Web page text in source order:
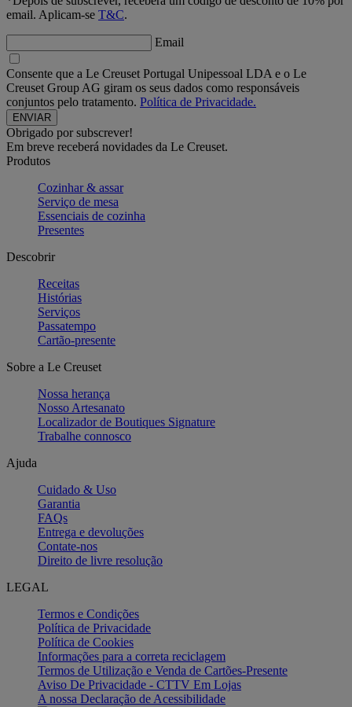
email. Aplicam-se T&C.
Email
Consente que a Le Creuset Portugal Unipessoal LDA e o Le
Creuset Group AG giram os seus dados como responsáveis
conjuntos pelo tratamento. Política de Privacidade.
Obrigado por subscrever!
Em breve receberá novidades da Le Creuset.
Produtos
Cozinhar & assar
Serviço de mesa
Essenciais de cozinha
Presentes
Descobrir
Receitas
Histórias
Serviços
Passatempo
Cartão-presente
Sobre a Le Creuset
Nossa herança
Nosso Artesanato
Localizador de Boutiques Signature
Trabalhe connosco
Ajuda
Cuidado & Uso
Garantia
FAQs
Entrega e devoluções
Contate-nos
Direito de livre resolução
LEGAL
Termos e Condições
Política de Privacidade
Política de Cookies
Informações para a correta reciclagem
Termos de Utilização e Venda de Cartões-Presente
Aviso De Privacidade - CTTV Em Lojas
A nossa Declaração de Acessibilidade